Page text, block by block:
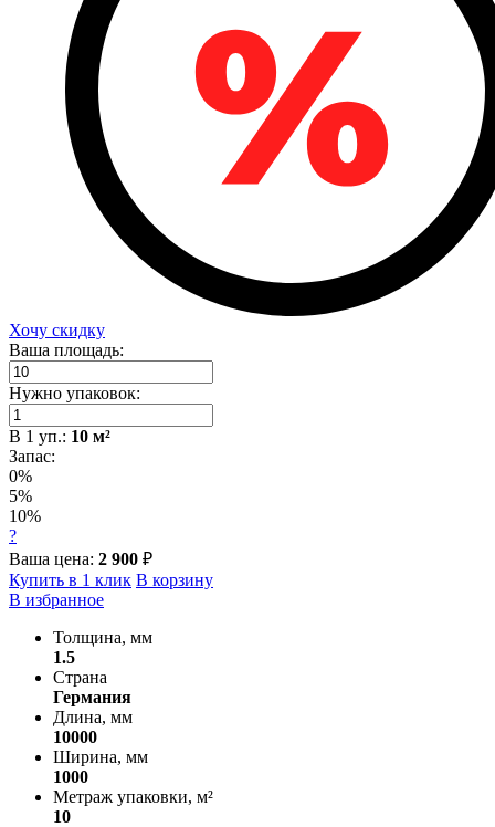
Хочу скидку
Ваша площадь:
Нужно упаковок:
В 1 уп.: 10 м²
Запас:
0%
5%
10%
?
Ваша цена: 2 900 ₽
Купить в 1 клик В корзину
В избранное
Толщина, мм
1.5
Страна
Германия
Длина, мм
10000
Ширина, мм
1000
Метраж упаковки, м²
10